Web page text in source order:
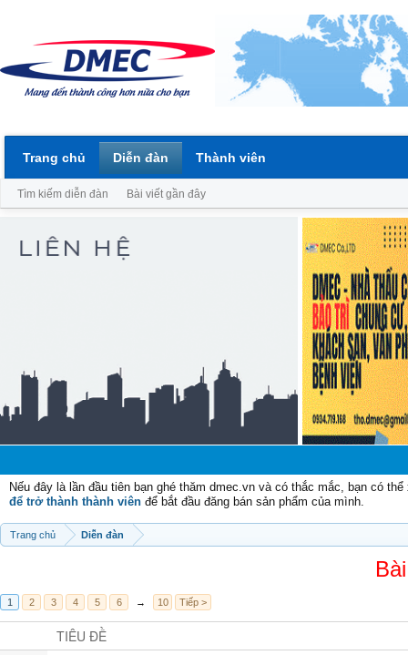
Nếu đây là lần đầu tiên bạn ghé thăm dmec.vn và có thắc mắc, bạn có
để trở thành thành viên để bắt đầu đăng bán sản phẩm của mình.
Trang chủ Diễn đàn
1 2 3 4 5 6 → 10 Tiếp >
TIÊU ĐỀ
Trang chủ Diễn đàn
Tìm kiếm diễn đàn Bài viết gần đây
Thành viên